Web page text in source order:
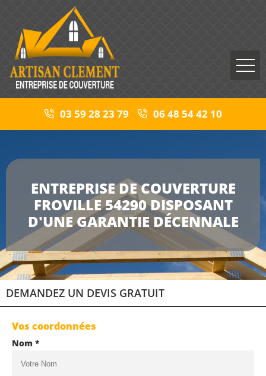
03 59 28 23 79 06 48 54 42 10
ENTREPRISE DE COUVERTURE
FROVILLE 54290 DISPOSANT
D'UNE GARANTIE DÉCENNALE
DEMANDEZ UN DEVIS GRATUIT
Vos coordonnées
Nom *